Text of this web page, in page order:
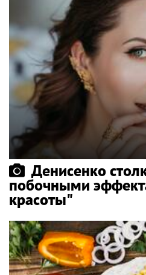
Денисенко
побочными
красоты"